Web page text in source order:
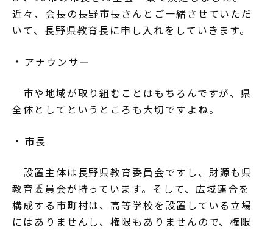
近々、会長の長野市長さんとご一緒させていただ
いて、長野県教育長に申し入れをしていきます。
アナウンサー
市や地域が取り組むことはもちろんですが、県
全体としてというところも大切ですよね。
市長
設置主体は長野県教育委員会ですし、財源も県
教育委員会が持っています。そして、広域連合を
構成する市町村は、高等学校を設置している立場
にはありませんし、権限もありませんので、権限